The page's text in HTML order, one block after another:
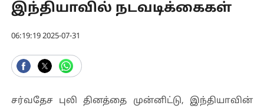
இந்தியாவில் நடவடிக்கைகள்
06:19:19 2025-07-31
சர்வதேச புலி தினத்தை முன்னிட்டு, இந்தியாவின்